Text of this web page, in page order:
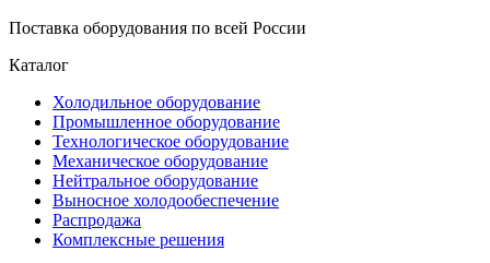
Поставка оборудования по всей России
Каталог
Холодильное оборудование
Промышленное оборудование
Технологическое оборудование
Механическое оборудование
Нейтральное оборудование
Выносное холодообеспечение
Распродажа
Комплексные решения